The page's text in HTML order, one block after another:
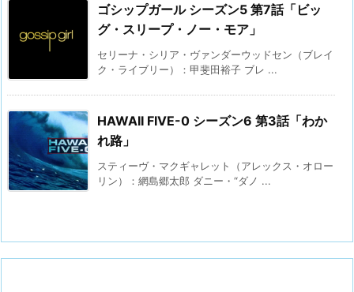
ゴシップガール シーズン5 第7話「ビッ
グ・スリープ・ノー・モア」
セリーナ・シリア・ヴァンダーウッドセン（ブレイ
ク・ライブリー）：甲斐田裕子 ブレ ...
HAWAII FIVE-0 シーズン6 第3話「わか
れ路」
スティーヴ・マクギャレット（アレックス・オロー
リン）：網島郷太郎 ダニー・“ダノ ...